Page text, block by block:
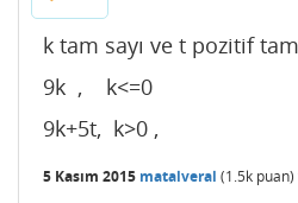
k tam sayı ve t pozitif
9k , k<=0
9k+5t, k>0 ,
5 Kasım 2015 matalveral (1.5k puan)